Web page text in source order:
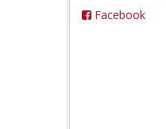
Facebook